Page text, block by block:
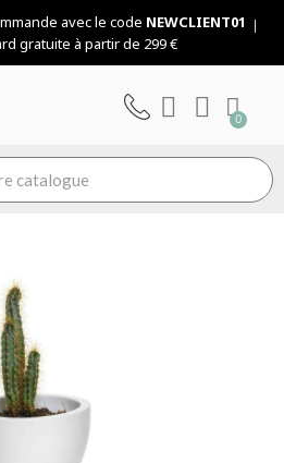
avec le code NEWCLIENT01
gratuite à partir de 299 €